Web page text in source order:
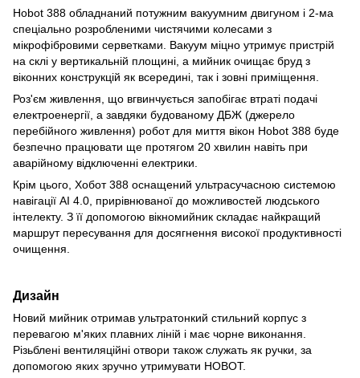
Hobot 388 обладнаний потужним вакуумним двигуном і 2-ма
спеціально розробленими чистячими колесами з
мікрофібровими серветками. Вакуум міцно утримує пристрій
на склі у вертикальній площині, а мийник очищає бруд з
віконних конструкцій як всередині, так і зовні приміщення.
Роз'єм живлення, що вгвинчується запобігає втраті подачі
електроенергії, а завдяки будованому ДБЖ (джерело
перебійного живлення) робот для миття вікон Hobot 388 буде
безпечно працювати ще протягом 20 хвилин навіть при
аварійному відключенні електрики.
Крім цього, Хобот 388 оснащений ультрасучасною системою
навігації AI 4.0, прирівнюваної до можливостей людського
інтелекту. З її допомогою вікномийник складає найкращий
маршрут пересування для досягнення високої продуктивності
очищення.
Дизайн
Новий мийник отримав ультратонкий стильний корпус з
перевагою м'яких плавних ліній і має чорне виконання.
Різьблені вентиляційні отвори також служать як ручки, за
допомогою яких зручно утримувати HOBOT.